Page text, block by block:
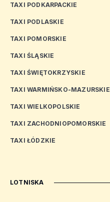
TAXI PODKARPACKIE
TAXI PODLASKIE
TAXI POMORSKIE
TAXI ŚLĄSKIE
TAXI ŚWIĘTOKRZYSKIE
TAXI WARMIŃSKO-MAZURSKIE
TAXI WIELKOPOLSKIE
TAXI ZACHODNIOPOMORSKIE
TAXI ŁÓDZKIE
LOTNISKA